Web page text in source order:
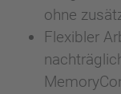
ohne
Flexibler